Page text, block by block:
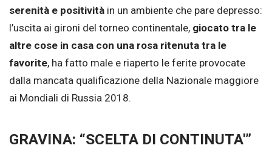
serenità e positività in un ambiente che pare depresso:
l’uscita ai gironi del torneo continentale, giocato tra le
altre cose in casa con una rosa ritenuta tra le
favorite, ha fatto male e riaperto le ferite provocate
dalla mancata qualificazione della Nazionale maggiore
ai Mondiali di Russia 2018.
GRAVINA: “SCELTA DI CONTINUTA'”